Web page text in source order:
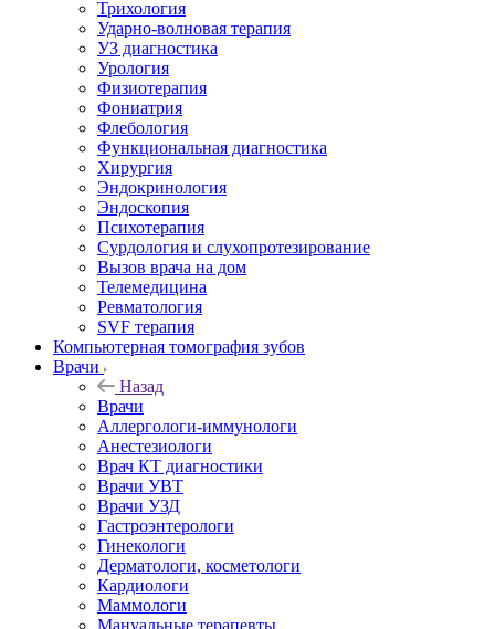
Трихология
Ударно-волновая терапия
УЗ диагностика
Урология
Физиотерапия
Фониатрия
Флебология
Функциональная диагностика
Хирургия
Эндокринология
Эндоскопия
Психотерапия
Сурдология и слухопротезирование
Вызов врача на дом
Телемедицина
Ревматология
SVF терапия
Компьютерная томография зубов
Врачи
Назад
Врачи
Аллергологи-иммунологи
Анестезиологи
Врач КТ диагностики
Врачи УВТ
Врачи УЗД
Гастроэнтерологи
Гинекологи
Дерматологи, косметологи
Кардиологи
Маммологи
Мануальные терапевты